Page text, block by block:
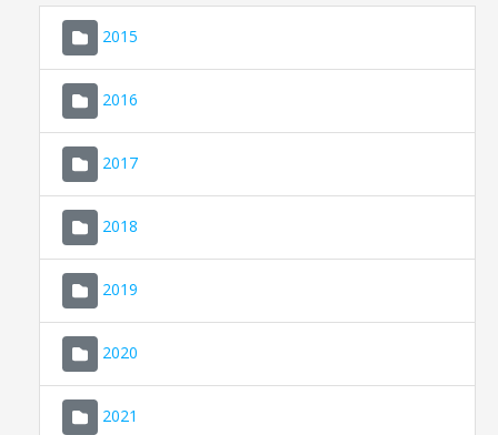
2015
2016
2017
2018
2019
2020
2021